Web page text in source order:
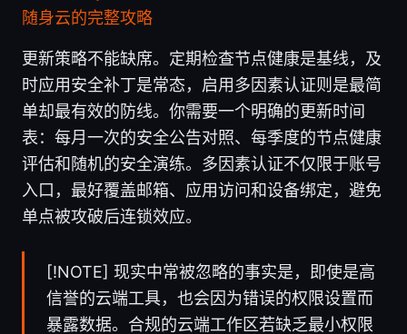
随身云的完整攻略
更新策略不能缺席。定期检查节点健康是基线，及
时应用安全补丁是常态，启用多因素认证则是最简
单却最有效的防线。你需要一个明确的更新时间
表：每月一次的安全公告对照、每季度的节点健康
评估和随机的安全演练。多因素认证不仅限于账号
入口，最好覆盖邮箱、应用访问和设备绑定，避免
单点被攻破后连锁效应。
[!NOTE] 现实中常被忽略的事实是，即使是高
信誉的云端工具，也会因为错误的权限设置而
暴露数据。合规的云端工作区若缺乏最小权限